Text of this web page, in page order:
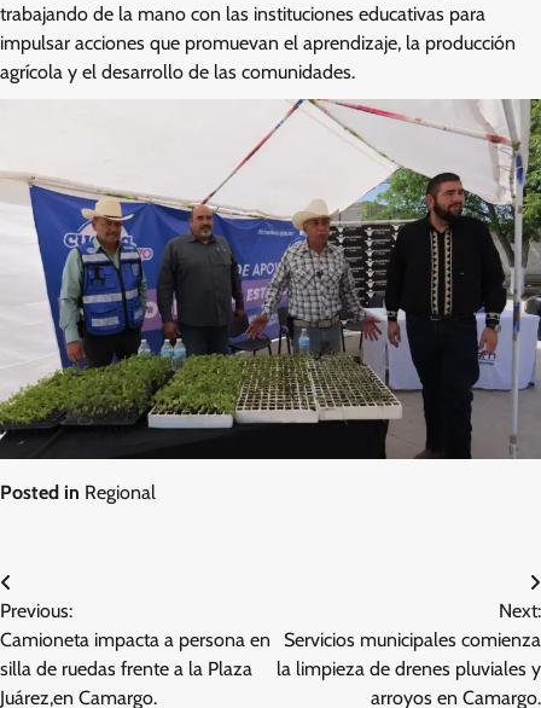
trabajando de la mano con las instituciones educativas para
impulsar acciones que promuevan el aprendizaje, la producción
agrícola y el desarrollo de las comunidades.
Posted in Regional
Navegación
de
entradas
Previous:
Camioneta impacta a persona en
silla de ruedas frente a la Plaza
Juárez,en Camargo.
Next:
Servicios municipales comienza
la limpieza de drenes pluviales y
arroyos en Camargo.